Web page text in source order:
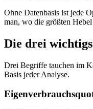
Ohne Datenbasis ist jede
man, wo die größten
Die drei
Drei Begriffe tauchen im
Basis jeder Analyse.